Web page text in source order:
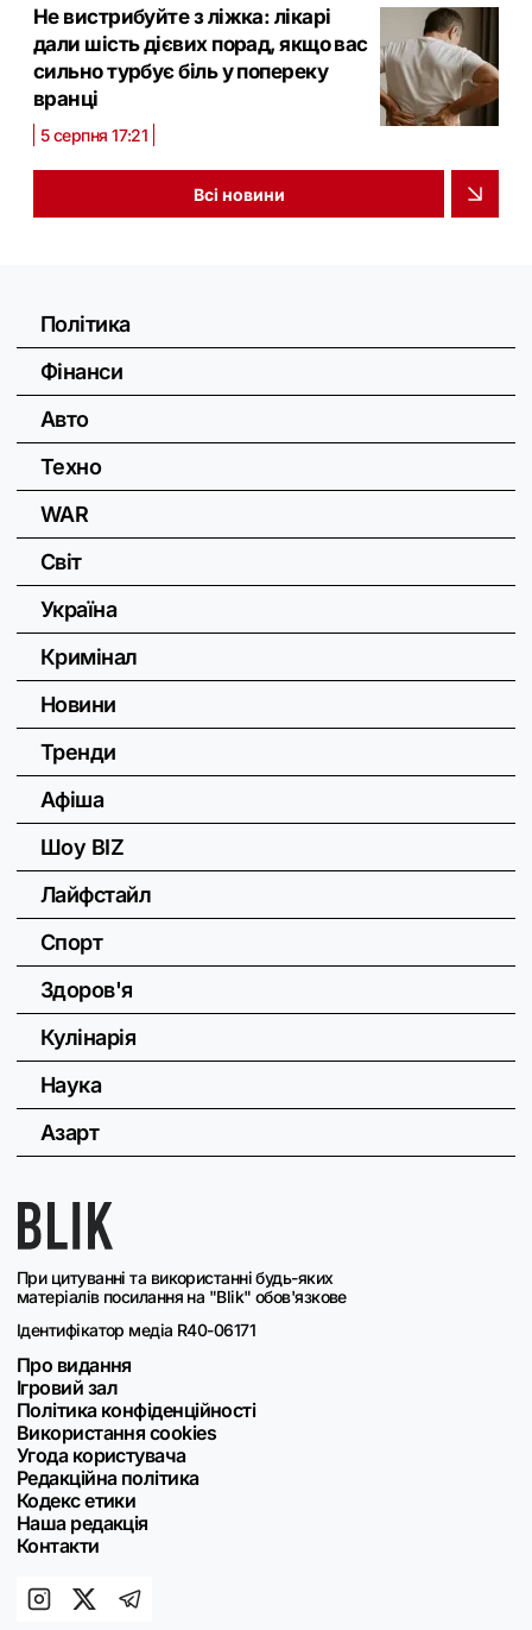
Не вистрибуйте з ліжка: лікарі
дали шість дієвих порад, якщо вас
сильно турбує біль у попереку
вранці
5 серпня 17:21
Всі новини
При цитуванні та використанні будь-яких
матеріалів посилання на "Blik" обов'язкове
Ідентифікатор медіа R40-06171
Про видання
Ігровий зал
Політика конфіденційності
Використання cookies
Угода користувача
Редакційна політика
Кодекс етики
Наша редакція
Контакти
Політика
Фінанси
Авто
Техно
WAR
Світ
Україна
Кримінал
Новини
Тренди
Афіша
Шоу BIZ
Лайфстайл
Спорт
Здоров'я
Кулінарія
Наука
Азарт